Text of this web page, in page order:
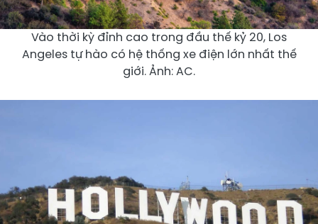
Vào thời kỳ đỉnh cao trong đầu thế kỷ 20, Los
Angeles tự hào có hệ thống xe điện lớn nhất thế
giới. Ảnh: AC.